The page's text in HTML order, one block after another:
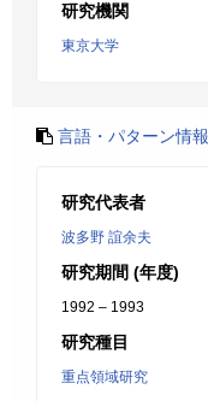
研究機関
東京大学
言語・パターン情
研究代表者
波多野 誼余夫
研究期間 (年度)
1992 – 1993
研究種目
重点領域研究